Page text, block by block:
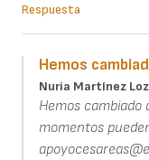
Respuesta
Hemos
Nuria Martínez
Hemos
momentos